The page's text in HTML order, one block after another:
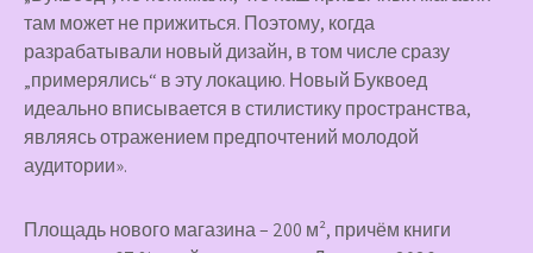
там может не прижиться. Поэтому, когда
разрабатывали новый дизайн, в том числе сразу
„примерялись“ в эту локацию. Новый Буквоед
идеально вписывается в стилистику пространства,
являясь отражением предпочтений молодой
аудитории».
Площадь нового магазина – 200 м², причём книги